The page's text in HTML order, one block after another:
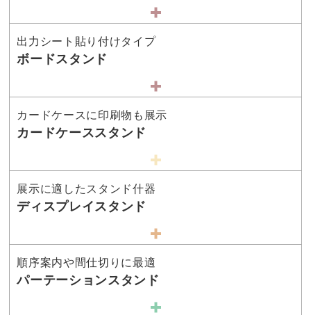
出力シート貼り付けタイプ
ボードスタンド
カードケースに印刷物も展示
カードケーススタンド
展示に適したスタンド什器
ディスプレイスタンド
順序案内や間仕切りに最適
パーテーションスタンド